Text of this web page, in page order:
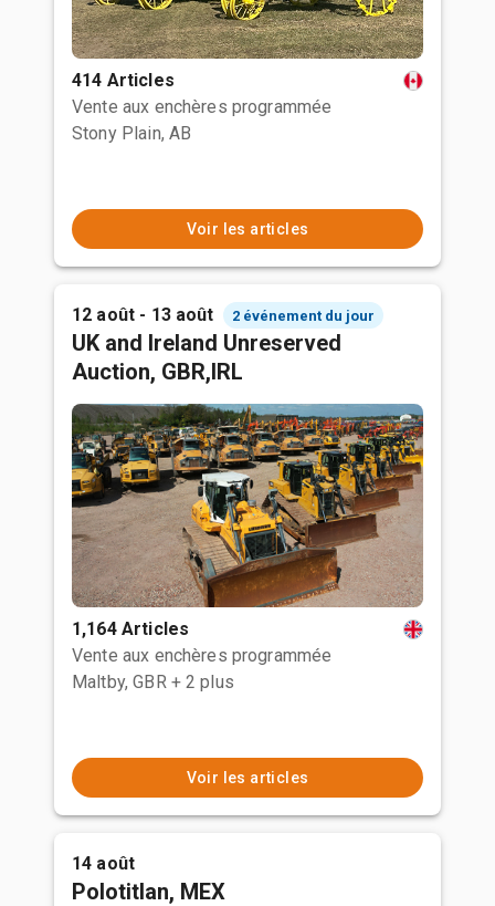
414 Articles
Vente aux enchères programmée
Stony Plain, AB
Voir les articles
12 août - 13 août 2 événement du jour
UK and Ireland Unreserved
Auction, GBR,IRL
1,164 Articles
Vente aux enchères programmée
Maltby, GBR + 2 plus
Voir les articles
14 août
Polotitlan, MEX